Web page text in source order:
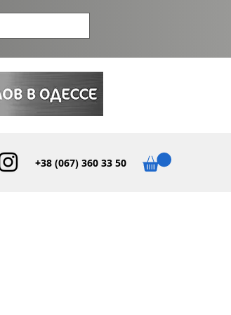
+38 (067) 360 33 50